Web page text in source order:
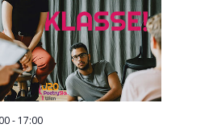
- 17:00